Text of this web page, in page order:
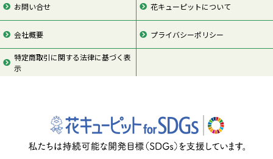
お問い合せ 花キューピットについて
会社概要 プライバシーポリシー
特定商取引に関する法律に基づく表
示
ページの先頭